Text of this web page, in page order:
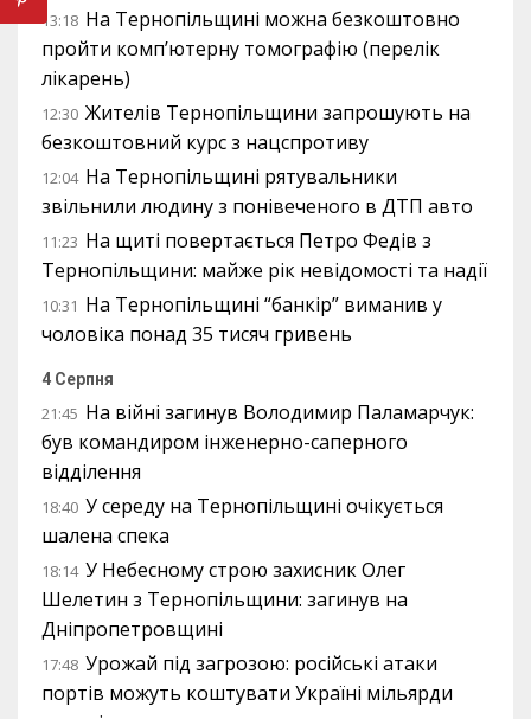
13:18 На Тернопільщині можна безкоштовно
пройти комп’ютерну томографію (перелік
лікарень)
12:30 Жителів Тернопільщини запрошують на
безкоштовний курс з нацспротиву
12:04 На Тернопільщині рятувальники
звільнили людину з понівеченого в ДТП авто
11:23 На щиті повертається Петро Федів з
Тернопільщини: майже рік невідомості та надії
10:31 На Тернопільщині “банкір” виманив у
чоловіка понад 35 тисяч гривень
4 Серпня
21:45 На війні загинув Володимир Паламарчук:
був командиром інженерно-саперного
відділення
18:40 У середу на Тернопільщині очікується
шалена спека
18:14 У Небесному строю захисник Олег
Шелетин з Тернопільщини: загинув на
Дніпропетровщині
17:48 Урожай під загрозою: російські атаки
портів можуть коштувати Україні мільярди